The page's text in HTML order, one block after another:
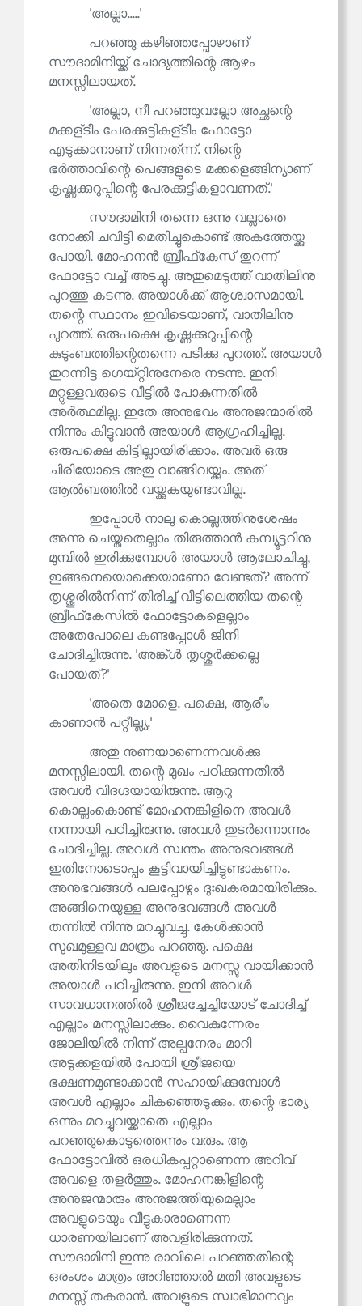
'അല്ലാ.....'
പറഞ്ഞു കഴിഞ്ഞപ്പോഴാണ്
സൗദാമിനിയ്ക്ക് ചോദ്യത്തിന്റെ ആഴം
മനസ്സിലായത്.
'അല്ലാ, നീ പറഞ്ഞുവല്ലോ അച്ഛന്റെ
മക്കള്ടീം പേരക്കുട്ടികള്ടീം ഫോട്ടോ
എടുക്കാനാണ് നിന്നത്ന്ന്. നിന്റെ
ഭർത്താവിന്റെ പെങ്ങളുടെ മക്കളെങ്ങിന്യാണ്
കൃഷ്ണക്കുറുപ്പിന്റെ പേരക്കുട്ടികളാവണത്.'
സൗദാമിനി തന്നെ ഒന്നു വല്ലാതെ
നോക്കി ചവിട്ടി മെതിച്ചുകൊണ്ട് അകത്തേയ്ക്കു
പോയി. മോഹനൻ ബ്രീഫ്‌കേസ് തുറന്ന്
ഫോട്ടോ വച്ച് അടച്ചു. അതുമെടുത്ത് വാതിലിനു
പുറത്തു കടന്നു. അയാൾക്ക് ആശ്വാസമായി.
തന്റെ സ്ഥാനം ഇവിടെയാണ്, വാതിലിനു
പുറത്ത്. ഒരുപക്ഷെ കൃഷ്ണക്കുറുപ്പിന്റെ
കുടുംബത്തിന്റെതന്നെ പടിക്കു പുറത്ത്. അയാൾ
തുറന്നിട്ട ഗെയ്റ്റിനുനേരെ നടന്നു. ഇനി
മറ്റുള്ളവരുടെ വീട്ടിൽ പോകുന്നതിൽ
അർത്ഥമില്ല. ഇതേ അനുഭവം അനുജന്മാരിൽ
നിന്നും കിട്ടുവാൻ അയാൾ ആഗ്രഹിച്ചില്ല.
ഒരുപക്ഷെ കിട്ടില്ലായിരിക്കാം. അവർ ഒരു
ചിരിയോടെ അതു വാങ്ങിവയ്ക്കും. അത്
ആൽബത്തിൽ വയ്ക്കുകയുണ്ടാവില്ല.
ഇപ്പോൾ നാലു കൊല്ലത്തിനുശേഷം
അന്നു ചെയ്തതെല്ലാം തിരുത്താൻ കമ്പ്യൂട്ടറിനു
മുമ്പിൽ ഇരിക്കുമ്പോൾ അയാൾ ആലോചിച്ചു,
ഇങ്ങനെയൊക്കെയാണോ വേണ്ടത്? അന്ന്
തൃശ്ശൂരിൽനിന്ന് തിരിച്ച് വീട്ടിലെത്തിയ തന്റെ
ബ്രീഫ്‌കേസിൽ ഫോട്ടോകളെല്ലാം
അതേപോലെ കണ്ടപ്പോൾ ജിനി
ചോദിച്ചിരുന്നു. 'അങ്ക്ൾ തൃശ്ശൂർക്കല്ലെ
പോയത്?'
'അതെ മോളെ. പക്ഷെ, ആരീം
കാണാൻ പറ്റീല്ല്യ.'
അതു നുണയാണെന്നവൾക്കു
മനസ്സിലായി. തന്റെ മുഖം പഠിക്കുന്നതിൽ
അവൾ വിദഗ്ദയായിരുന്നു. ആറു
കൊല്ലംകൊണ്ട് മോഹനങ്കിളിനെ അവൾ
നന്നായി പഠിച്ചിരുന്നു. അവൾ തുടർന്നൊന്നും
ചോദിച്ചില്ല. അവൾ സ്വന്തം അനുഭവങ്ങൾ
ഇതിനോടൊപ്പം കൂട്ടിവായിച്ചിട്ടുണ്ടാകണം.
അനുഭവങ്ങൾ പലപ്പോഴും ദുഃഖകരമായിരിക്കും.
അങ്ങിനെയുള്ള അനുഭവങ്ങൾ അവൾ
തന്നിൽ നിന്നു മറച്ചുവച്ചു. കേൾക്കാൻ
സുഖമുള്ളവ മാത്രം പറഞ്ഞു. പക്ഷെ
അതിനിടയിലും അവളുടെ മനസ്സു വായിക്കാൻ
അയാൾ പഠിച്ചിരുന്നു. ഇനി അവൾ
സാവധാനത്തിൽ ശ്രീജച്ചേച്ചിയോട് ചോദിച്ച്
എല്ലാം മനസ്സിലാക്കും. വൈകുന്നേരം
ജോലിയിൽ നിന്ന് അല്പനേരം മാറി
അടുക്കളയിൽ പോയി ശ്രീജയെ
ഭക്ഷണമുണ്ടാക്കാൻ സഹായിക്കുമ്പോൾ
അവൾ എല്ലാം ചികഞ്ഞെടുക്കും. തന്റെ ഭാര്യ
ഒന്നും മറച്ചുവയ്ക്കാതെ എല്ലാം
പറഞ്ഞുകൊടുത്തെന്നും വരും. ആ
ഫോട്ടോവിൽ ഒരധികപ്പറ്റാണെന്ന അറിവ്
അവളെ തളർത്തും. മോഹനങ്കിളിന്റെ
അനുജന്മാരും അനുജത്തിയുമെല്ലാം
അവളുടെയും വീട്ടുകാരാണെന്ന
ധാരണയിലാണ് അവളിരിക്കുന്നത്.
സൗദാമിനി ഇന്നു രാവിലെ പറഞ്ഞതിന്റെ
ഒരംശം മാത്രം അറിഞ്ഞാൽ മതി അവളുടെ
മനസ്സ് തകരാൻ. അവളുടെ സ്വാഭിമാനവും